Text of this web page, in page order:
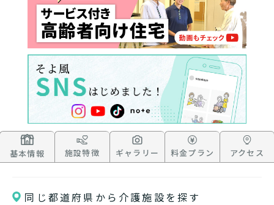
基本情報 施設特徴 ギャラリー 料金プラン アクセス
同じ都道府県から介護施設を探す